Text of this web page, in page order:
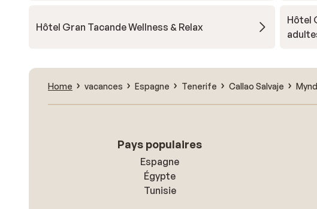
Hôtel Gran Tacande Wellness & Relax
Hôtel
Home vacances Espagne Tenerife Callao Salvaje
Pays populaires
Espagne
Égypte
Tunisie